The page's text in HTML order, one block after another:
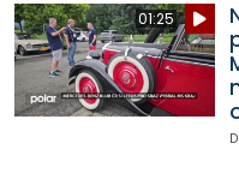
01:25